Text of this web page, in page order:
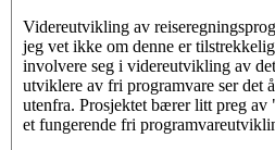
Videreutvikling av
jeg vet ikke om denne er
involvere seg i videreutvikling av
utviklere av fri programvare ser det
utenfra. Prosjektet bærer litt preg av
et fungerende fri